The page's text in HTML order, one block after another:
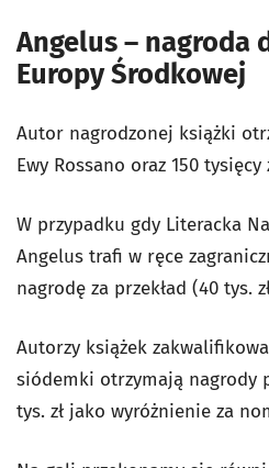
Angelus – nagroda
Europy Środkowej
Autor nagrodzonej książki
Ewy Rossano oraz 150 tysięcy
W przypadku gdy Literacka
Angelus trafi w ręce
nagrodę za przekład (40 tys.
Autorzy książek
siódemki otrzymają nagrody
tys. zł jako wyróżnienie za